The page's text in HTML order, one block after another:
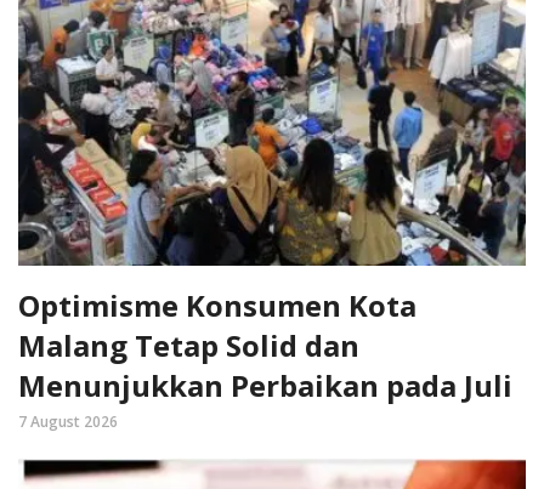
Optimisme Konsumen Kota
Malang Tetap Solid dan
Menunjukkan Perbaikan pada Juli
7 August 2026